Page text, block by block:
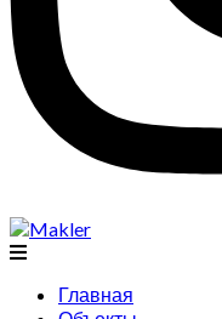
Главная